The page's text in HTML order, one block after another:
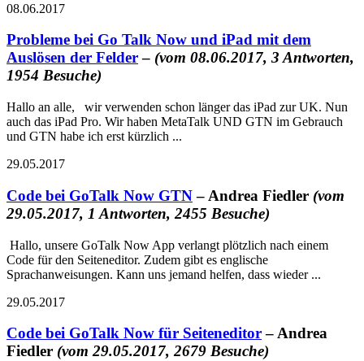
08.06.2017
Probleme bei Go Talk Now und iPad mit dem
Auslösen der Felder– (vom 08.06.2017, 3 Antworten,
1954 Besuche)
Hallo an alle, wir verwenden schon länger das iPad zur UK. Nun
auch das iPad Pro. Wir haben MetaTalk UND GTN im Gebrauch
und GTN habe ich erst kürzlich ...
29.05.2017
Code bei GoTalk Now GTN– Andrea Fiedler (vom
29.05.2017, 1 Antworten, 2455 Besuche)
Hallo, unsere GoTalk Now App verlangt plötzlich nach einem
Code für den Seiteneditor. Zudem gibt es englische
Sprachanweisungen. Kann uns jemand helfen, dass wieder ...
29.05.2017
Code bei GoTalk Now für Seiteneditor– Andrea
Fiedler (vom 29.05.2017, 2679 Besuche)